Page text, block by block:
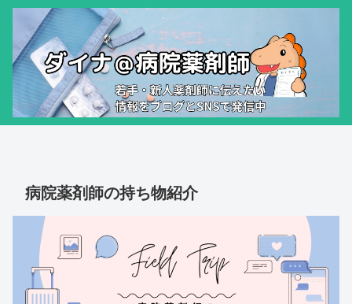
病院薬剤師の持ち物紹介